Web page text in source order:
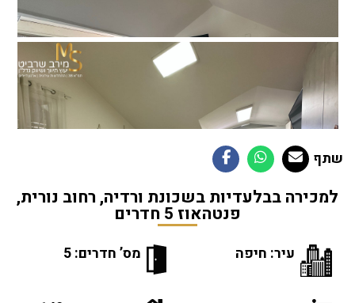
למכירה בבלעדיות בשכונת ורדיה, רחוב נורית,
פנטהאוז 5 חדרים
עיר: חיפה מס’ חדרים: 5
שתף